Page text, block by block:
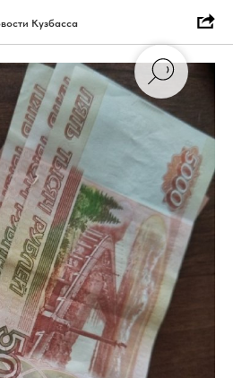
Кузбасса